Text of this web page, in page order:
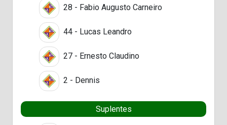
28 - Fabio Augusto Carneiro
44 - Lucas Leandro
27 - Ernesto Claudino
2 - Dennis
Suplentes